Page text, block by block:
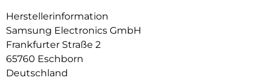
Herstellerinformation
Samsung Electronics GmbH
Frankfurter Straße 2
65760 Eschborn
Deutschland